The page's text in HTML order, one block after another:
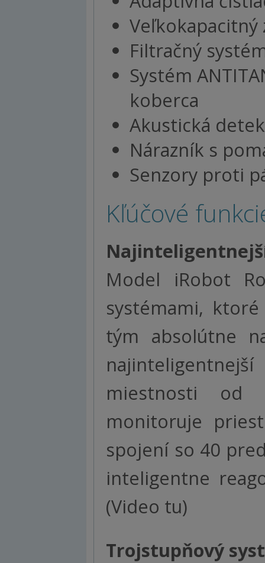
Veľkokapacitný
Filtračný
Systém
koberca
Akustická
Nárazník s
Senzory proti
Kľúčové
Model iRobot
systémami,
tým absolútne
miestnosti od
monitoruje
spojení so 40
inteligentne
(Video tu)
Trojstupňový